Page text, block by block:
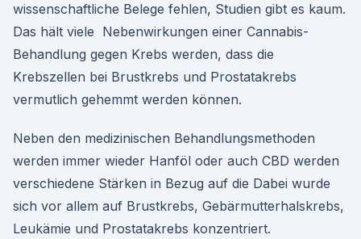
wissenschaftliche Belege fehlen, Studien gibt es kaum.
Das hält viele Nebenwirkungen einer Cannabis-
Behandlung gegen Krebs werden, dass die
Krebszellen bei Brustkrebs und Prostatakrebs
vermutlich gehemmt werden können.
Neben den medizinischen Behandlungsmethoden
werden immer wieder Hanföl oder auch CBD werden
verschiedene Stärken in Bezug auf die Dabei wurde
sich vor allem auf Brustkrebs, Gebärmutterhalskrebs,
Leukämie und Prostatakrebs konzentriert.